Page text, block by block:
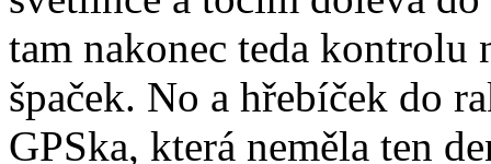
tam nakonec teda kontrolu
špaček. No a hřebíček do
GPSka, která neměla ten